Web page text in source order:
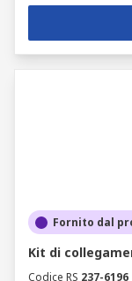
Fornito dal
Kit di
Codice RS 237-6196